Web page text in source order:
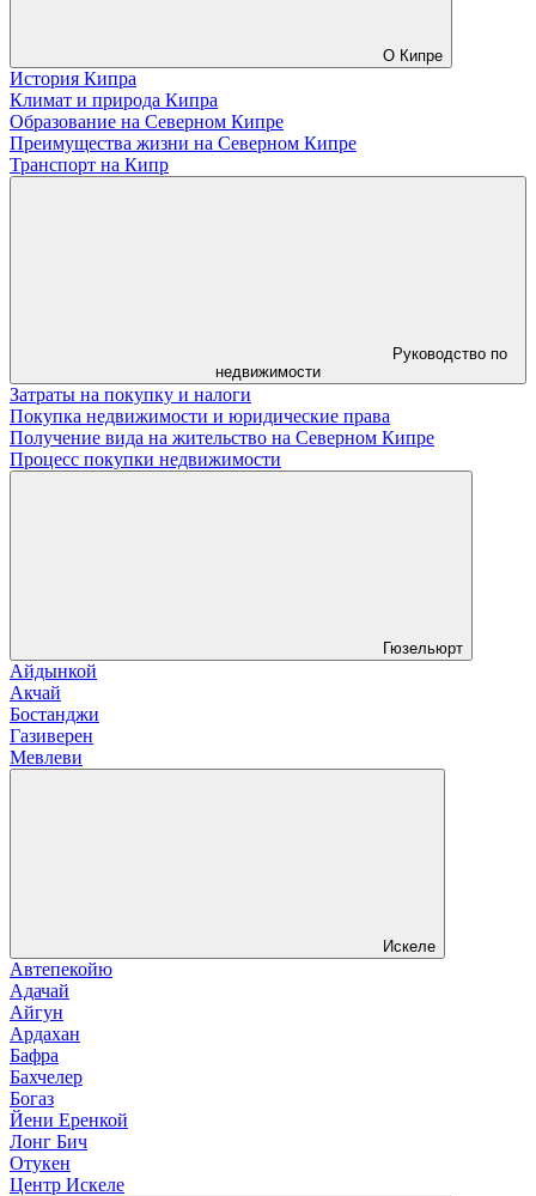
О Кипре
История Кипра
Климат и природа Кипра
Образование на Северном Кипре
Преимущества жизни на Северном Кипре
Транспорт на Кипр
Руководство по
недвижимости
Затраты на покупку и налоги
Покупка недвижимости и юридические права
Получение вида на жительство на Северном Кипре
Процесс покупки недвижимости
Гюзельюрт
Айдынкой
Акчай
Бостанджи
Газиверен
Мевлеви
Искеле
Автепекойю
Адачай
Айгун
Ардахан
Бафра
Бахчелер
Богаз
Йени Еренкой
Лонг Бич
Отукен
Центр Искеле